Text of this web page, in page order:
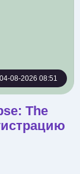
04-08-2026 08:51
The